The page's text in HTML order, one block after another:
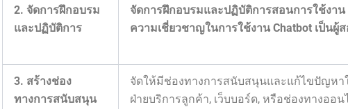
2. จัดการฝึกอบรม
และปฏิบัติการ
จัดการฝึกอบรมและปฏิบัติการสอนการใช้งา
ความเชี่ยวชาญในการใช้งาน Chatbot เป็นผู้
3. สร้างช่อง
ทางการสนับสนุน
จัดให้มีช่องทางการสนับสนุนและแก้ไขปัญหา
ฝ่ายบริการลูกค้า, เว็บบอร์ด, หรือช่องทางออ